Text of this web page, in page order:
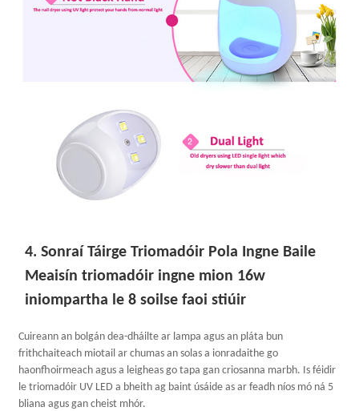
4. Sonraí Táirge Triomadóir Pola Ingne Baile
Meaisín triomadóir ingne mion 16w
iniompartha le 8 soilse faoi stiúir
Cuireann an bolgán dea-dháilte ar lampa agus an pláta bun
frithchaiteach miotail ar chumas an solas a ionradaithe go
haonfhoirmeach agus a leigheas go tapa gan criosanna marbh. Is féidir
le triomadóir UV LED a bheith ag baint úsáide as ar feadh níos mó ná 5
bliana agus gan cheist mhór.